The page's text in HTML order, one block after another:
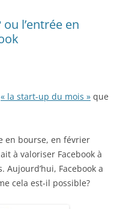
l’entrée en
« la start-up du mois » que
en bourse, en février
à valoriser Facebook à
Facebook a
cela est-il possible?